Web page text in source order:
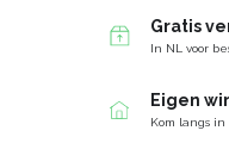
Gratis
In NL voor
Eigen
Kom langs